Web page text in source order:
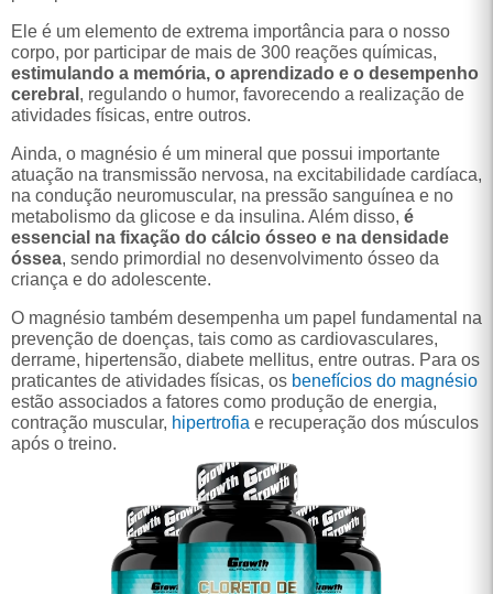
Ele é um elemento de extrema importância para o nosso
corpo, por participar de mais de 300 reações químicas,
estimulando a memória, o aprendizado e o desempenho
cerebral , regulando o humor, favorecendo a realização de
atividades físicas, entre outros.
Ainda, o magnésio é um mineral que possui importante
atuação na transmissão nervosa, na excitabilidade cardíaca,
na condução neuromuscular, na pressão sanguínea e no
metabolismo da glicose e da insulina. Além disso, é
essencial na fixação do cálcio ósseo e na densidade
óssea, sendo primordial no desenvolvimento ósseo da
criança e do adolescente.
O magnésio também desempenha um papel fundamental na
prevenção de doenças, tais como as cardiovasculares,
derrame, hipertensão, diabete mellitus, entre outras. Para os
praticantes de atividades físicas, os benefícios do magnésio
estão associados a fatores como produção de energia,
contração muscular, hipertrofia e recuperação dos músculos
após o treino.